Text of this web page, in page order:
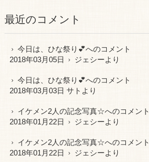
最近のコメント
今日は、ひな祭り💕へのコメント
2018年03月05日
ジェシーより
今日は、ひな祭り💕へのコメント
2018年03月03日 サトより
イケメン2人の記念写真☆へのコメント
2018年01月22日
ジェシーより
イケメン2人の記念写真☆へのコメント
2018年01月22日
ジェシーより